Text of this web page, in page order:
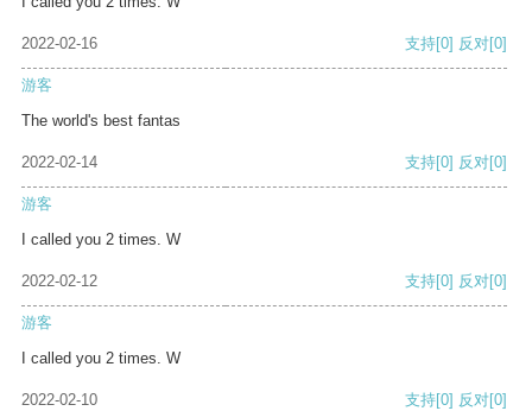
2022-02-16 支持[0] 反对[0]
游客
The world's best fantas
2022-02-14 支持[0] 反对[0]
游客
I called you 2 times. W
2022-02-12 支持[0] 反对[0]
游客
I called you 2 times. W
2022-02-10 支持[0] 反对[0]